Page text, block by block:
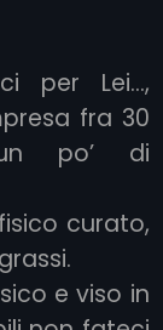
per Lei...,
fra 30
po’ di
curato,
e viso in